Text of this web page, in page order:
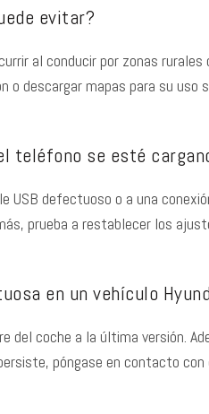
evitar?
al conducir por zonas
descargar mapas para su uso
teléfono se esté
USB defectuoso o a una
prueba a restablecer los
en un vehículo
coche a la última versión.
póngase en contacto